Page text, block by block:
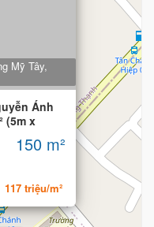
Mỹ Tây,
Ánh
(5m x
150 m²
117 triệu/m²